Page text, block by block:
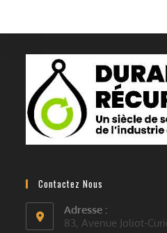
Contactez Nous
Adresse :
83, Avenue Joliot-